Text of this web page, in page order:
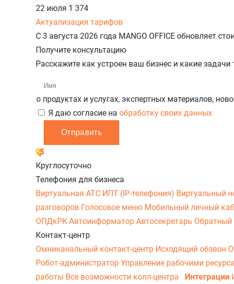
22 июля 1 374
Актуализация тарифов
С 3 августа 2026 года MANGO OFFICE обновляет
Получите консультацию
Расскажите как устроен ваш бизнес и какие
о продуктах и услугах, экспертных материалов,
Я даю согласие на обработку своих данных
Отправить
Круглосуточно
Телефония для бизнеса
Виртуальная АТС ИПТ (IP-телефония) Виртуальный
разговоров Голосовое меню Мобильный личный
ОПДкРК Автоинформатор Автосекретарь Обратный
Контакт-центр
Омниканальный контакт-центр Исходящий обзвон
Робот-администратор Управление рабочими
работы Все возможности колл-центра Интеграции